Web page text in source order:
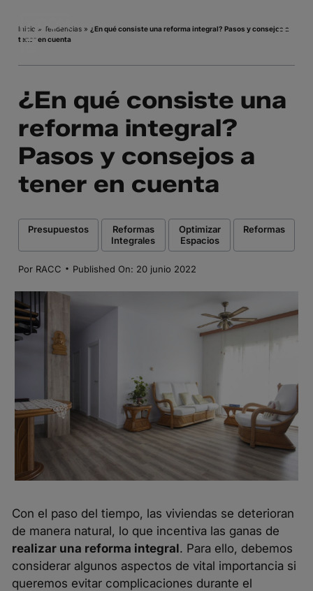
contenido
Inicio » Tendencias» ¿En qué consiste una reforma integral? Pasos y consejos a
tener en cuenta
¿En qué consiste una
reforma integral?
Pasos y consejos a
tener en cuenta
Presupuestos ,
Reformas
Integrales
,
Optimizar
Espacios
, Reformas
Por RACC · Published On: 20 junio 2022
Con el paso del tiempo, las viviendas se deterioran
de manera natural, lo que incentiva las ganas de
realizar una reforma integral. Para ello, debemos
considerar algunos aspectos de vital importancia si
queremos evitar complicaciones durante el